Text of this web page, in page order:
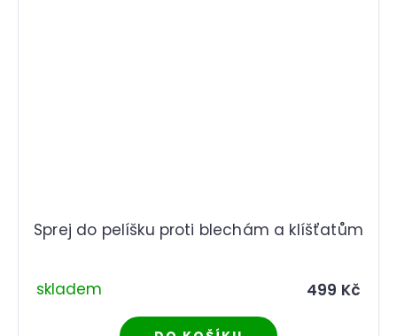
Sprej do pelíšku proti blechám a klíšťatům
skladem 499 Kč